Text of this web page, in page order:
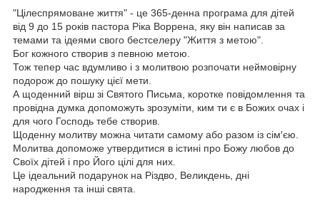
"Цілеспрямоване життя" - це 365-денна програма для дітей
від 9 до 15 років пастора Ріка Воррена, яку він написав за
темами та ідеями свого бестселеру "Життя з метою".
Бог кожного створив з певною метою.
Тож тепер час вдумливо і з молитвою розпочати неймовірну
подорож до пошуку цієї мети.
А щоденний вірш зі Святого Письма, коротке повідомлення та
провідна думка допоможуть зрозуміти, ким ти є в Божих очах і
для чого Господь тебе створив.
Щоденну молитву можна читати самому або разом із сім′єю.
Молитва допоможе утвердитися в істині про Божу любов до
Своїх дітей і про Його цілі для них.
Це ідеальний подарунок на Різдво, Великдень, дні
народження та інші свята.